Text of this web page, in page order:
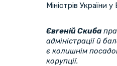
Міністрів України
Євгеній Скиба
адміністрації й
є колишнім
корупції.